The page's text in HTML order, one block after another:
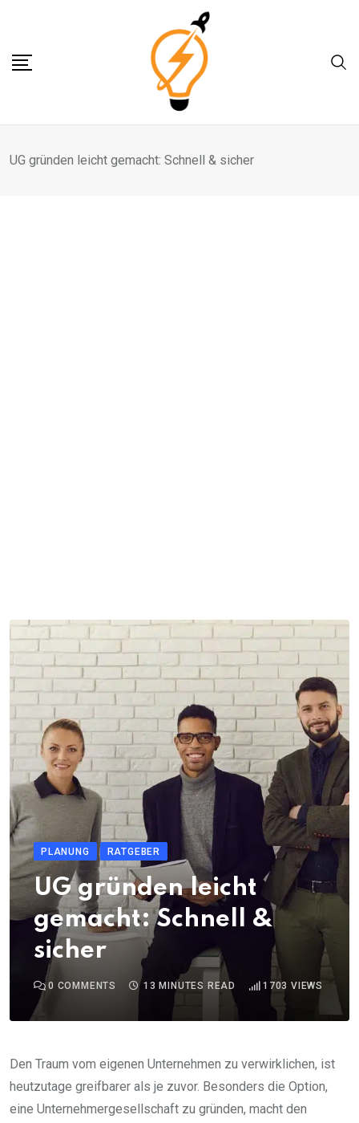
content
UG gründen leicht gemacht: Schnell & sicher
PLANUNG RATGEBER
UG gründen leicht
gemacht: Schnell &
sicher
0 COMMENTS 13 MINUTES READ 1703 VIEWS
Den Traum vom eigenen Unternehmen zu verwirklichen, ist
heutzutage greifbarer als je zuvor. Besonders die Option,
eine Unternehmergesellschaft zu gründen, macht den